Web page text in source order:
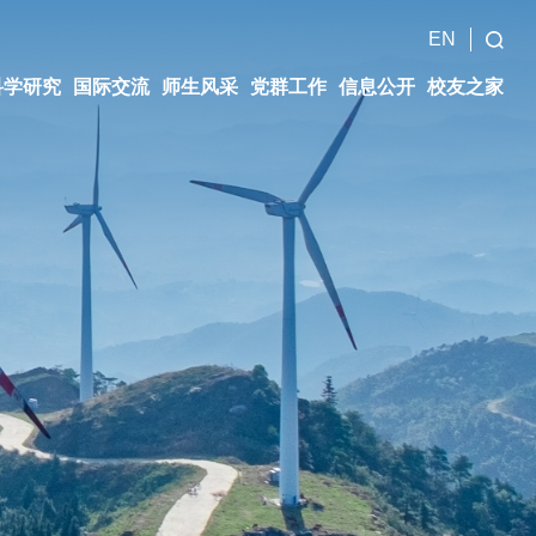
EN
学研究 国际交流 师生风采 党群工作 信息公开 校友之家